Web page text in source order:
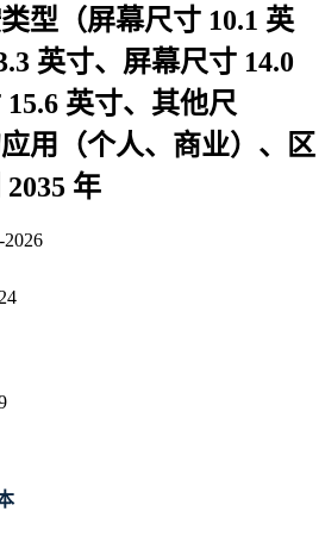
型（屏幕尺寸 10.1 英
英寸、屏幕尺寸 14.0
英寸、其他尺
用（个人、商业）、区
年